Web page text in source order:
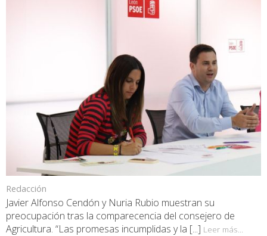
Redacción
Javier Alfonso Cendón y Nuria Rubio muestran su
preocupación tras la comparecencia del consejero de
Agricultura. “Las promesas incumplidas y la [...] Leer más...